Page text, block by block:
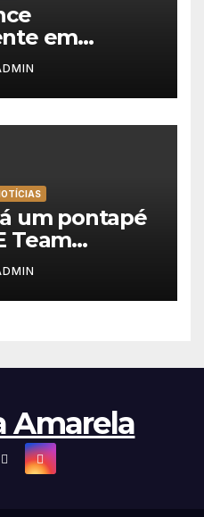
em
da Volta a
um pontapé
Team
na Volta a
Amarela